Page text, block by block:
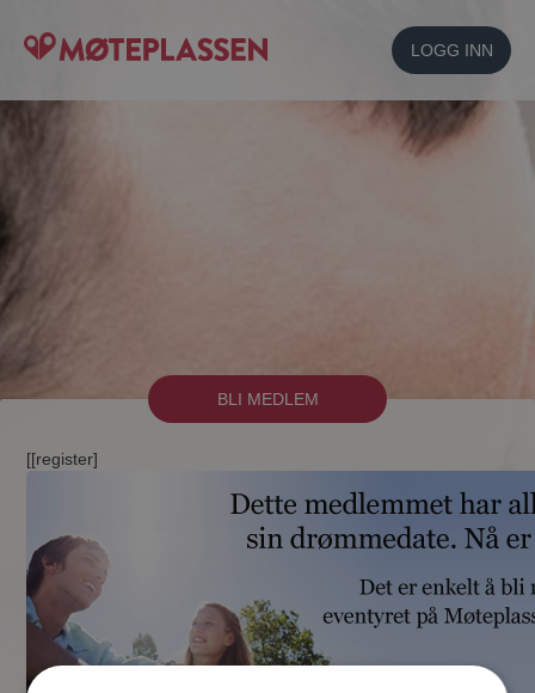
LOGG INN
BLI MEDLEM
[[register]